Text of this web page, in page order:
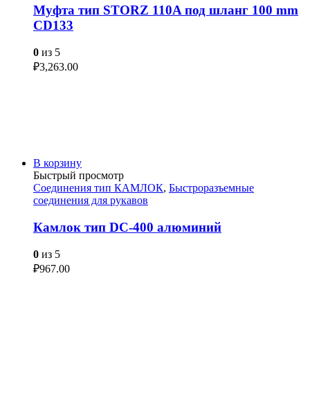
Муфта тип STORZ 110A под шланг 100 mm
CD133
0 из 5
₽3,263.00
В корзину
Быстрый просмотр
Соединения тип КАМЛОК, Быстроразъемные
соединения для рукавов
Камлок тип DC-400 алюминий
0 из 5
₽967.00